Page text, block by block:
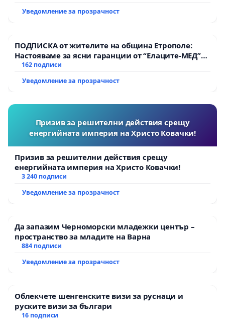
Уведомление за прозрачност
ПОДПИСКА от жителите на община Етрополе:
Настояваме за ясни гаранции от “Елаците-МЕД”
АД и от държавата, че ще се изпълнят всички
162 подписи
Уведомление за прозрачност
Призив за решителни действия срещу
енергийната империя на Христо Ковачки!
Призив за решителни действия срещу
енергийната империя на Христо Ковачки!
3 240 подписи
Уведомление за прозрачност
Да запазим Черноморски младежки център –
пространство за младите на Варна
884 подписи
Уведомление за прозрачност
Облекчете шенгенските визи за руснаци и
руските визи за българи
16 подписи